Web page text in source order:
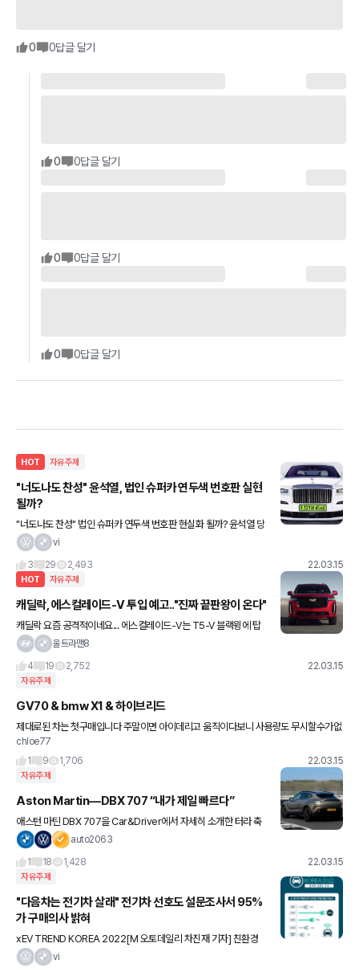
0 0답글 달기
0 0답글 달기
0 0답글 달기
0 0답글 달기
HOT 자유주제
"너도나도 찬성" 윤석열, 법인 슈퍼카 연두색 번호판 실현
될까?
"너도나도 찬성" 법인 슈퍼카 연두색 번호판 현실화 될까? 윤석열 당
선인이 후보 시절 공약한 "법인명의 차량 번호판 색상 구분"이 전 국
vi
3
29 2,493 22.03.15
HOT 자유주제
캐딜락, 에스컬레이드-V 투입 예고.."진짜 끝판왕이 온다"
캐딜락 요즘 공격적이네요... 에스컬레이드-V는 T5-V 블랙윙에 탑
재된 6.2리터 V8 슈퍼차저 엔진과 10단 자동변속기를 공유하며, 67
울트라맨8
4
19 2,752 22.03.15
자유주제
GV70 & bmw X1 & 하이브리드
제대로된 차는 첫구매입니다 주말이면 아이데리고 움직이다보니 사용량도 무시할수가없
어서 고민입니다 연비만 생각해야할지 처음에는 GV70 이나 X1 가솔린 생각했는데 연비
가.. 많이 떨어지긴하더라구요
chloe77
1
9 1,706 22.03.15
자유주제
Aston Martin—DBX 707 “내가 제일 빠르다”
애스턴 마틴 DBX 707을 Car&Driver에서 자세히 소개한 터라 축
약해서 옮겨 봅니다. 697마력을 미터법 707 된다고 해서 이름에 7
auto2063
1
18 1,428 22.03.15
자유주제
"다음차는 전기차 살래" 전기차 선호도 설문조사서 95%
가 구매의사 밝혀
xEV TREND KOREA 2022[M 오토데일리 차진재 기자] 친환경
전기차 전시회 ‘xEV TREND KOREA 2022’ 사무국이 실시한 설문
vi